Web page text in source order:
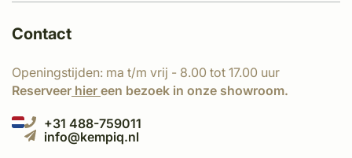
Contact
Openingstijden: ma t/m vrij - 8.00 tot 17.00 uur
Reserveer hier een bezoek in onze showroom.
+31 488-759011
info@kempiq.nl